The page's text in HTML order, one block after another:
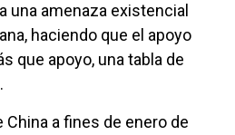
una amenaza existencial
haciendo que el apoyo
que apoyo, una tabla de
a fines de enero de